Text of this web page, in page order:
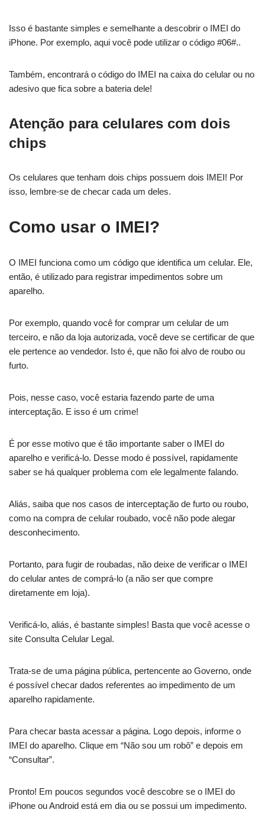
Isso é bastante simples e semelhante a descobrir o IMEI do
iPhone. Por exemplo, aqui você pode utilizar o código #06#..
Também, encontrará o código do IMEI na caixa do celular ou no
adesivo que fica sobre a bateria dele!
Atenção para celulares com dois
chips
Os celulares que tenham dois chips possuem dois IMEI! Por
isso, lembre-se de checar cada um deles.
Como usar o IMEI?
O IMEI funciona como um código que identifica um celular. Ele,
então, é utilizado para registrar impedimentos sobre um
aparelho.
Por exemplo, quando você for comprar um celular de um
terceiro, e não da loja autorizada, você deve se certificar de que
ele pertence ao vendedor. Isto é, que não foi alvo de roubo ou
furto.
Pois, nesse caso, você estaria fazendo parte de uma
interceptação. E isso é um crime!
É por esse motivo que é tão importante saber o IMEI do
aparelho e verificá-lo. Desse modo é possível, rapidamente
saber se há qualquer problema com ele legalmente falando.
Aliás, saiba que nos casos de interceptação de furto ou roubo,
como na compra de celular roubado, você não pode alegar
desconhecimento.
Portanto, para fugir de roubadas, não deixe de verificar o IMEI
do celular antes de comprá-lo (a não ser que compre
diretamente em loja).
Verificá-lo, aliás, é bastante simples! Basta que você acesse o
site Consulta Celular Legal.
Trata-se de uma página pública, pertencente ao Governo, onde
é possível checar dados referentes ao impedimento de um
aparelho rapidamente.
Para checar basta acessar a página. Logo depois, informe o
IMEI do aparelho. Clique em “Não sou um robô” e depois em
“Consultar”.
Pronto! Em poucos segundos você descobre se o IMEI do
iPhone ou Android está em dia ou se possui um impedimento.